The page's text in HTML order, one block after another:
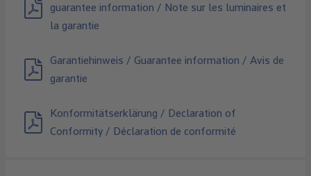
guarantee information / Note sur les luminaires et
la garantie
Garantiehinweis / Guarantee information / Avis de
garantie
Konformitätserklärung / Declaration of
Conformity / Déclaration de conformité